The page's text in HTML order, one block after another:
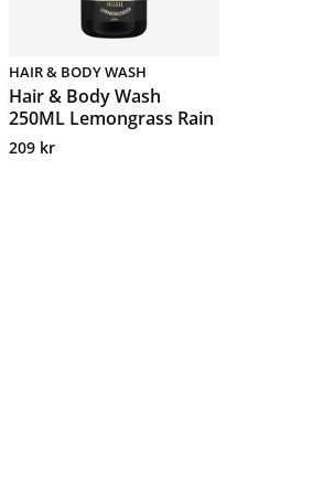
HAIR & BODY WASH
Hair & Body Wash
250ML Lemongrass Rain
209 kr